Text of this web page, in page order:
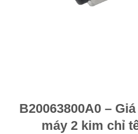
B20063800A0 –
máy 2 kim chỉ